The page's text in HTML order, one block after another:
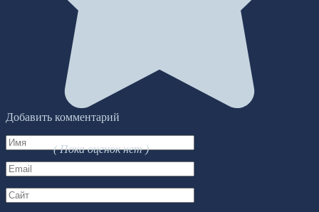
( Пока оценок нет )
Добавить комментарий
Имя
*
Email
*
Сайт